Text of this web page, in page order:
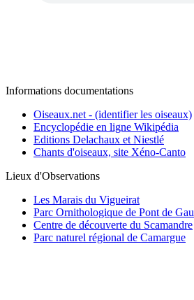
Informations documentations
Oiseaux.net - (identifier les oiseaux)
Encyclopédie en ligne Wikipédia
Editions Delachaux et Niestlé
Chants d'oiseaux, site Xéno-Canto
Lieux d'Observations
Les Marais du Vigueirat
Parc Ornithologique de Pont de Gau
Centre de découverte du Scamandre
Parc naturel régional de Camargue